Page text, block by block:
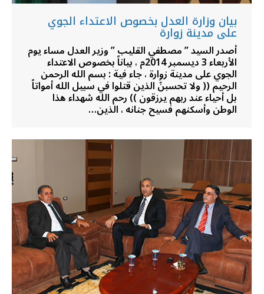
بيان وزارة العدل بخصوص الاعتداء الجوي
على مدينة زوارة
أصدر السيد ” مصطفي القليب ” وزير العدل مساء يوم
الأربعاء 3 ديسمبر 2014م ، بياناً بخصوص الاعتداء
الجوي على مدينة زوارة ، جاء فية : بسم الله الرحمن
الرحيم (( ولا تحسبنَّ الذين قتلوا في سبيل الله أمواتاً
بل أحياء عند ربهم يرزقون )) رحم الله شهداء هذا
الوطن وأسكنهم فسيح جنانه ، الذين…